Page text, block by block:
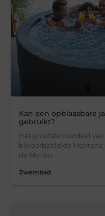
Kan een opblaasbare
gebruikt?
Het grootste voordeel
bijvoorbeeld de Montana
de Malibu
Zwembad